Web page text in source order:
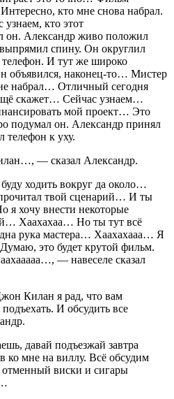
кто мне снова набрал.
узнаем, кто этот
он. Александр живо положил
спину. Он округлил
телефон. И тут же широко
объявился, наконец-то… Мистер
набрал… Отличный сегодня
скажет… Сейчас узнаем…
мой проект… Это
подумал он. Александр принял
к уху.
— сказал Александр.
ходить вокруг да около…
твой сценарий… И ты
я хочу внести некоторые
Хаахахаа… Но ты тут всё
рука мастера… Хаахахааа… Я
это будет крутой фильм.
— навеселе сказал
Килан я рад, что вам
И обсудить все
давай подъезжай завтра
ко мне на виллу. Всё обсудим
виски и сигары